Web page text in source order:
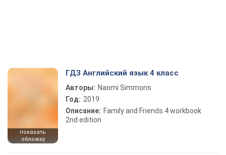
показать
обложку
ГДЗ Английский язык 4 класс
Авторы: Naomi Simmons
Год: 2019
Описание: Family and Friends 4 workbook
2nd edition